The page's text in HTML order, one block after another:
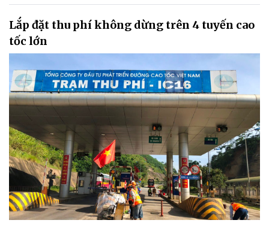
Lắp đặt thu phí không dừng trên 4 tuyến cao
tốc lớn